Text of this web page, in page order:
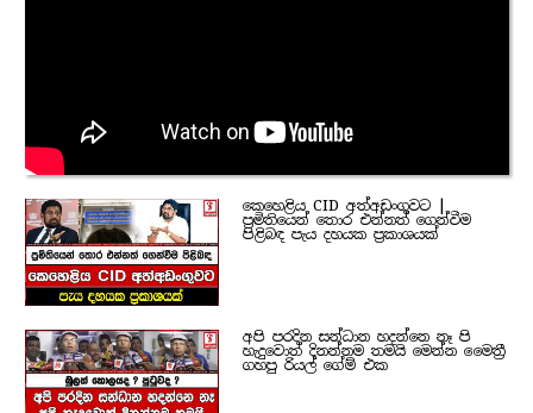
කෙහෙළිය CID අත්අඩංගුවට |
ප්‍රමිතියෙන් තොර එන්නත් ගෙන්වීම
පිළිබඳ පැය දහයක ප්‍රකාශයක්
අපි පරදින සන්ධාන හදන්නෙ නෑ පි
හැදුවොත් දිනන්නම තමයි මෙන්න මෛත්‍රී
ගහපු රියල් ගේම් එක